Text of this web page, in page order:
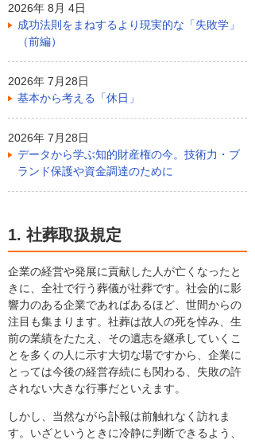
2026年 8月 4日
成功法則をまねするより現実的な「失敗学」
（前編）
2026年 7月28日
基本から考える「休日」
2026年 7月28日
データから学ぶ知的財産権の今。技術力・ブ
ランド保護や資金調達のために
1. 社葬取扱規定
企業の経営や発展に貢献した人が亡くなったと
きに、全社で行う葬儀が社葬です。社会的に影
響力のある企業であればあるほど、世間からの
注目も集まります。社葬は故人の死を悼み、生
前の業績をたたえ、その遺志を継承していくこ
とを多くの人に示す大切な場ですから、企業に
とっては今後の経営存続にも関わる、失敗の許
されない大きな行事だといえます。
しかし、当然ながら訃報は前触れなく訪れま
す。いざというときに冷静に判断できるよう、